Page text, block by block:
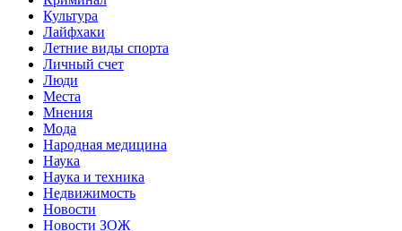
Культура
Лайфхаки
Летние виды спорта
Личный счет
Люди
Места
Мнения
Мода
Народная медицина
Наука
Наука и техника
Недвижимость
Новости
Новости ЗОЖ